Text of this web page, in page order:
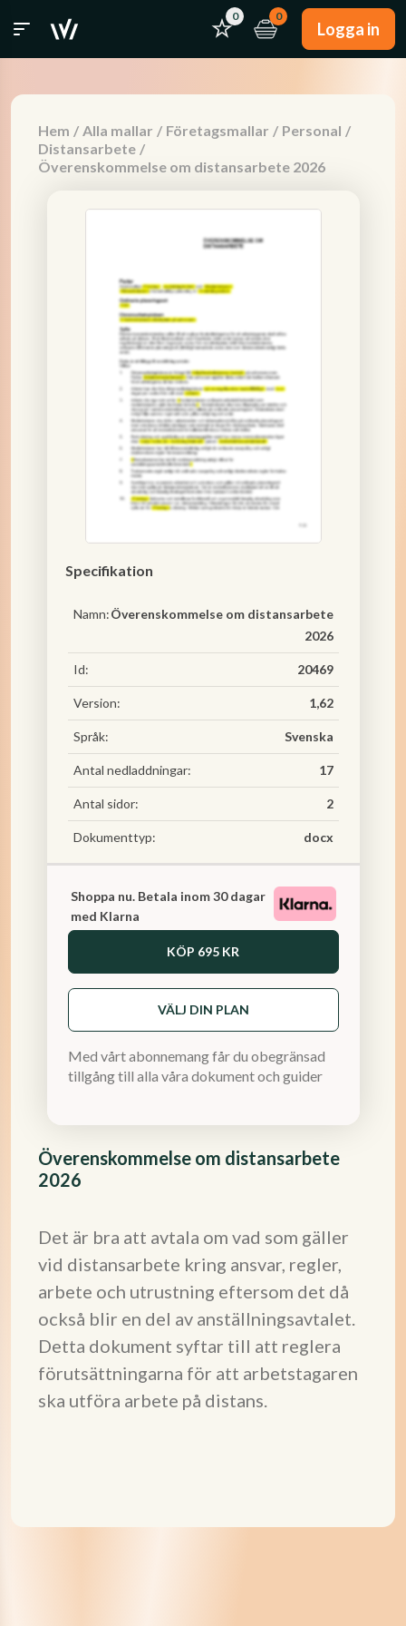
0 0
Logga in
Hem / Alla mallar / Företagsmallar / Personal /
Distansarbete /
Överenskommelse om distansarbete 2026
Överenskommelse om distansarbete
2026
Det är bra att avtala om vad som gäller
vid distansarbete kring ansvar, regler,
arbete och utrustning eftersom det då
också blir en del av anställningsavtalet.
Detta dokument syftar till att reglera
förutsättningarna för att arbetstagaren
ska utföra arbete på distans.
Specifikation
Namn:Överenskommelse om distansarbete
2026
Id: 20469
Version: 1,62
Språk: Svenska
Antal nedladdningar: 17
Antal sidor: 2
Dokumenttyp: docx
Shoppa nu. Betala inom 30 dagar
med Klarna
KÖP 695 KR
VÄLJ DIN PLAN
Med vårt abonnemang får du obegränsad
tillgång till alla våra dokument och guider